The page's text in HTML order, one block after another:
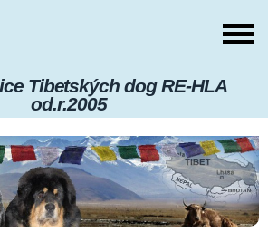
Tibetských dog RE-HLA
od.r.2005